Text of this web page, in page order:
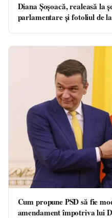
Diana Şoşoacă, realeasă la
parlamentare și fotoliul de
Cum propune PSD să fie
amendament împotriva lui